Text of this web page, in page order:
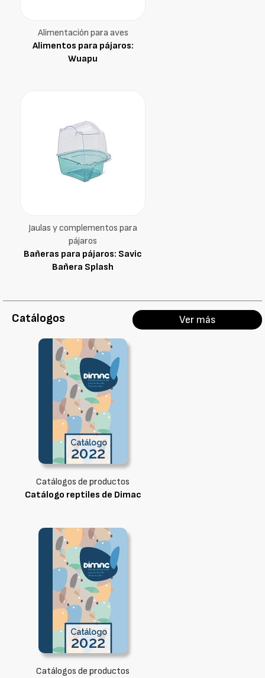
Alimentación para aves
Alimentos para pájaros:
Wuapu
Jaulas y complementos para
pájaros
Bañeras para pájaros: Savic
Bañera Splash
Catálogos Ver más
Catálogos de productos
Catálogo reptiles de Dimac
Catálogos de productos